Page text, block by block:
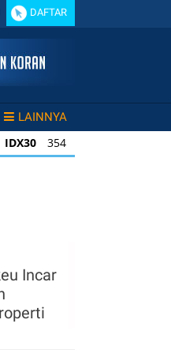
DAFTAR
LAINNYA
-0,46% IDXHIDIV20
IDXHIDIV20
Incar